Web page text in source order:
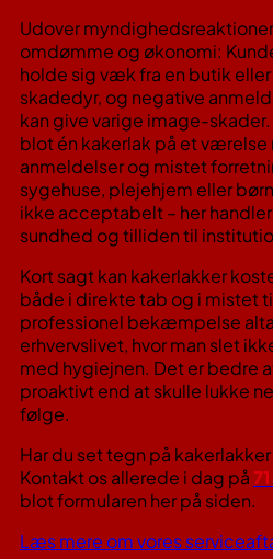
Udover
omdømme og økonomi:
holde sig væk fra en butik
skadedyr, og negative
kan give varige image-
blot én kakerlak på et værelse
anmeldelser og mistet
sygehuse, plejehjem eller
ikke acceptabelt – her
sundhed og tilliden til
Kort sagt kan kakerlakker
både i direkte tab og i mistet
professionel bekæmpelse
erhvervslivet, hvor man slet
med hygiejnen. Det er bedre
proaktivt end at skulle lukke
følge.
Har du set tegn på
Kontakt os allerede i dag på
blot formularen her på siden.
Læs mere om vores